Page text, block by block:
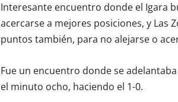
Interesante encuentro donde el Igara
acercarse a mejores posiciones, y Las
puntos también, para no alejarse o
Fue un encuentro donde se
el minuto ocho, haciendo el 1-0.